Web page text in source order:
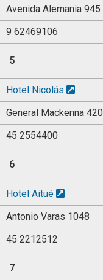
Avenida Alemania 945
9 62469106
5
Hotel Nicolás
General Mackenna 420
45 2554400
6
Hotel Aitué
Antonio Varas 1048
45 2212512
7